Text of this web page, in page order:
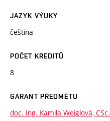
JAZYK VÝUKY
čeština
POČET KREDITŮ
8
GARANT PŘEDMĚTU
doc. Ing. Kamila Weiglová, CSc.